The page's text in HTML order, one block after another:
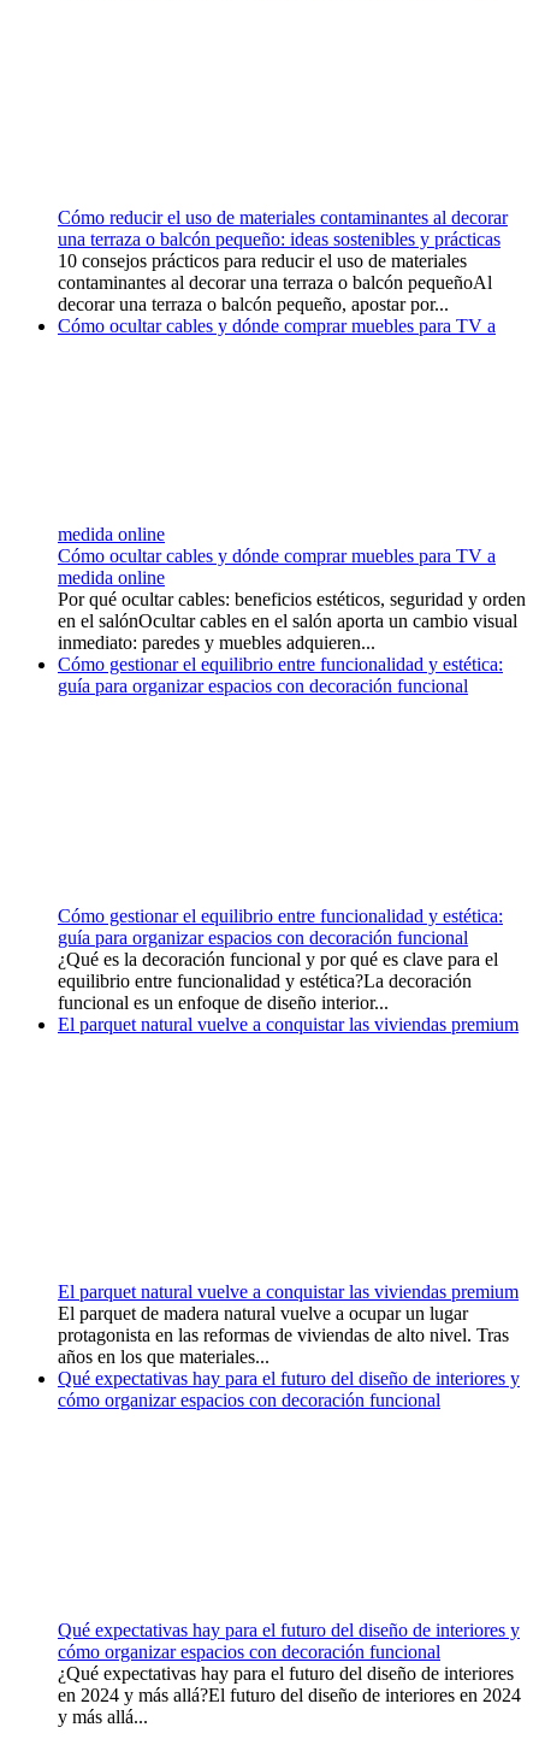
Cómo reducir el uso de materiales contaminantes al decorar
una terraza o balcón pequeño: ideas sostenibles y prácticas
10 consejos prácticos para reducir el uso de materiales
contaminantes al decorar una terraza o balcón pequeñoAl
decorar una terraza o balcón pequeño, apostar por...
Cómo ocultar cables y dónde comprar muebles para TV a
medida online
Cómo ocultar cables y dónde comprar muebles para TV a
medida online
Por qué ocultar cables: beneficios estéticos, seguridad y orden
en el salónOcultar cables en el salón aporta un cambio visual
inmediato: paredes y muebles adquieren...
Cómo gestionar el equilibrio entre funcionalidad y estética:
guía para organizar espacios con decoración funcional
Cómo gestionar el equilibrio entre funcionalidad y estética:
guía para organizar espacios con decoración funcional
¿Qué es la decoración funcional y por qué es clave para el
equilibrio entre funcionalidad y estética?La decoración
funcional es un enfoque de diseño interior...
El parquet natural vuelve a conquistar las viviendas premium
El parquet natural vuelve a conquistar las viviendas premium
El parquet de madera natural vuelve a ocupar un lugar
protagonista en las reformas de viviendas de alto nivel. Tras
años en los que materiales...
Qué expectativas hay para el futuro del diseño de interiores y
cómo organizar espacios con decoración funcional
Qué expectativas hay para el futuro del diseño de interiores y
cómo organizar espacios con decoración funcional
¿Qué expectativas hay para el futuro del diseño de interiores
en 2024 y más allá?El futuro del diseño de interiores en 2024
y más allá...